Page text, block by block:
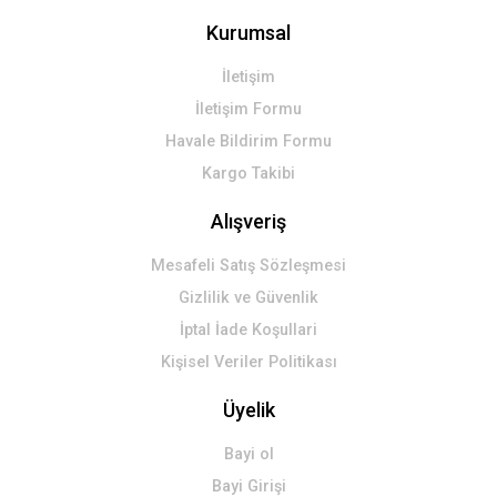
Kurumsal
İletişim
İletişim Formu
Havale Bildirim Formu
Kargo Takibi
Alışveriş
Mesafeli Satış Sözleşmesi
Gizlilik ve Güvenlik
İptal İade Koşullari
Kişisel Veriler Politikası
Üyelik
Bayi ol
Bayi Girişi